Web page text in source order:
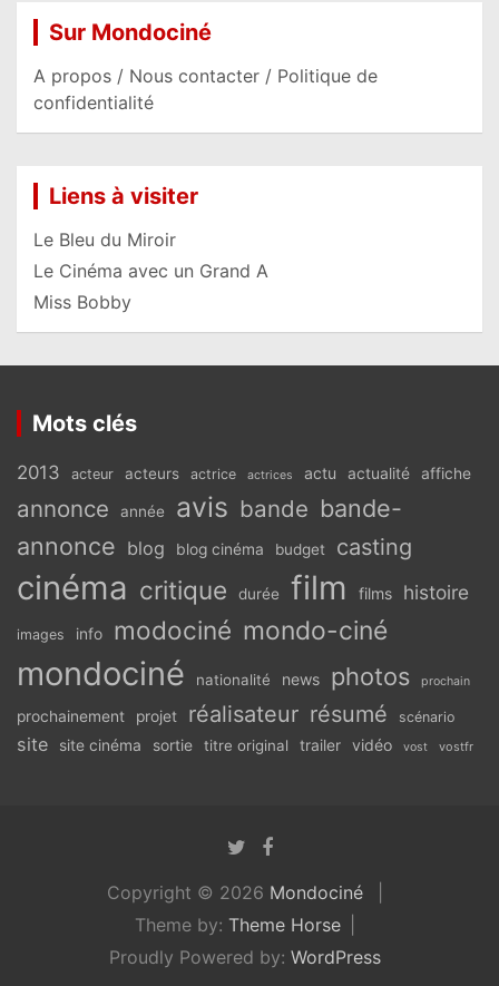
Sur Mondociné
A propos / Nous contacter / Politique de
confidentialité
Liens à visiter
Le Bleu du Miroir
Le Cinéma avec un Grand A
Miss Bobby
Mots clés
2013 acteur acteurs actrice actrices actu actualité affiche
annonce année avis bande bande-
annonce blog blog cinéma budget casting
cinéma critique durée film films histoire
images info modociné mondo-ciné
mondociné nationalité news photos prochain
prochainement projet réalisateur résumé scénario
site site cinéma sortie titre original trailer vidéo vost vostfr
Copyright © 2026 Mondociné
Theme by: Theme Horse
Proudly Powered by: WordPress